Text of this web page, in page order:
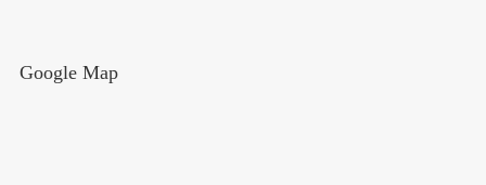
Google Map